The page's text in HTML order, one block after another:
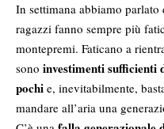
In settimana abbiamo
ragazzi fanno sempre più
montepremi. Faticano a
sono investimenti sufficienti
pochi e, inevitabilmente,
mandare all’aria una